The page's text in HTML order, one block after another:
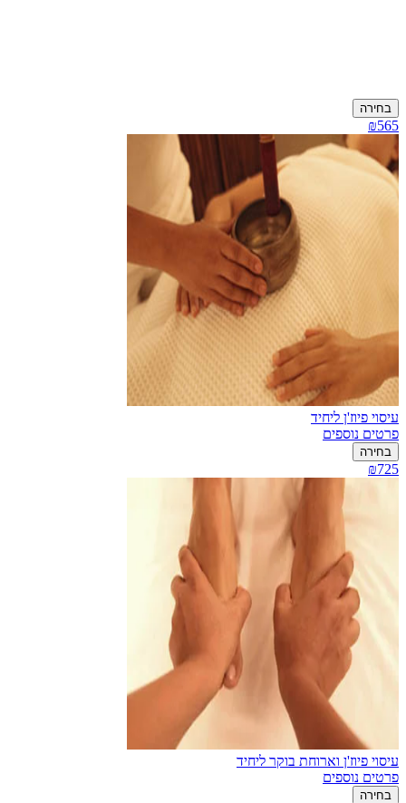
בחירה
₪565
עיסוי פיוז'ן ליחיד
פרטים נוספים
בחירה
₪725
עיסוי פיוז'ן וארוחת בוקר ליחיד
פרטים נוספים
בחירה